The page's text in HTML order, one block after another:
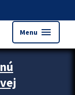
Menu menu